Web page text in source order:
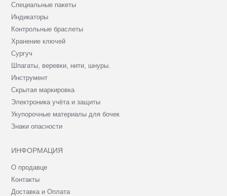
Специальные пакеты
Индикаторы
Контрольные браслеты
Хранение ключей
Сургуч
Шпагаты, веревки, нити, шнуры.
Инструмент
Скрытая маркировка
Электроника учёта и защиты
Укупорочные материалы для бочек
Знаки опасности
ИНФОРМАЦИЯ
О продавце
Контакты
Доставка и Оплата